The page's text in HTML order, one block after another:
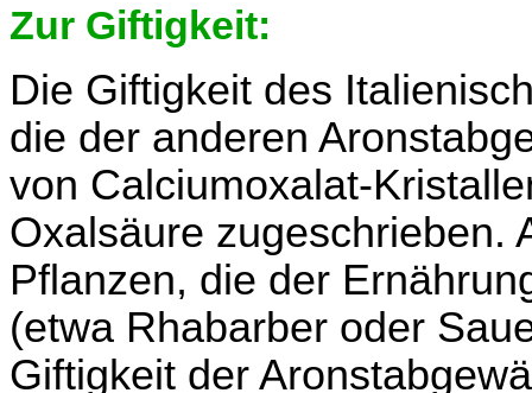
Zur Giftigkeit:
Die Giftigkeit des
die der anderen
von Calciumoxalat-
Oxalsäure zugeschrieben.
Pflanzen, die der
(etwa Rhabarber oder
Giftigkeit der